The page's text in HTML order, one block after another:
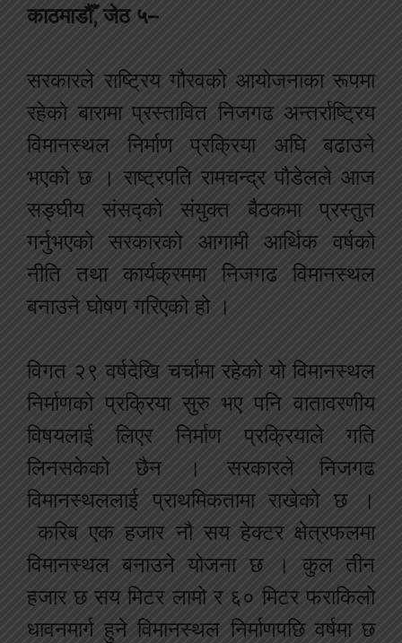
काठमाडौँ, जेठ ५–
सरकारले राष्ट्रिय गौरवको आयोजनाका रूपमा
रहेको बारामा प्रस्तावित निजगढ अन्तर्राष्ट्रिय
विमानस्थल निर्माण प्रक्रिया अघि बढाउने
भएको छ । राष्ट्रपति रामचन्द्र पौडेलले आज
सङ्घीय संसद्को संयुक्त बैठकमा प्रस्तुत
गर्नुभएको सरकारको आगामी आर्थिक वर्षको
नीति तथा कार्यक्रममा निजगढ विमानस्थल
बनाउने घोषण गरिएको हो ।
विगत २९ वर्षदेखि चर्चामा रहेको यो विमानस्थल
निर्माणको प्रक्रिया सुरु भए पनि वातावरणीय
विषयलाई लिएर निर्माण प्रक्रियाले गति
लिनसकेको छैन । सरकारले निजगढ
विमानस्थललाई प्राथमिकतामा राखेको छ ।
करिब एक हजार नौ सय हेक्टर क्षेत्रफलमा
विमानस्थल बनाउने योजना छ । कुल तीन
हजार छ सय मिटर लामो र ६० मिटर फराकिलो
धावनमार्ग हुने विमानस्थल निर्माणपछि वर्षमा छ